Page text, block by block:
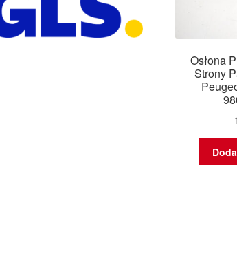
Osłona
Strony